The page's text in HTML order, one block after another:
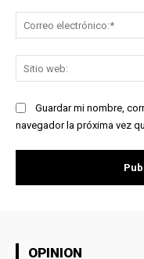
Guardar mi nombre,
navegador la próxima vez
OPINION